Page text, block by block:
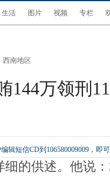
生活 图片 视频 专栏
西南地区
144万领刑
辑短信CD到106580009009，即
的供述。他说